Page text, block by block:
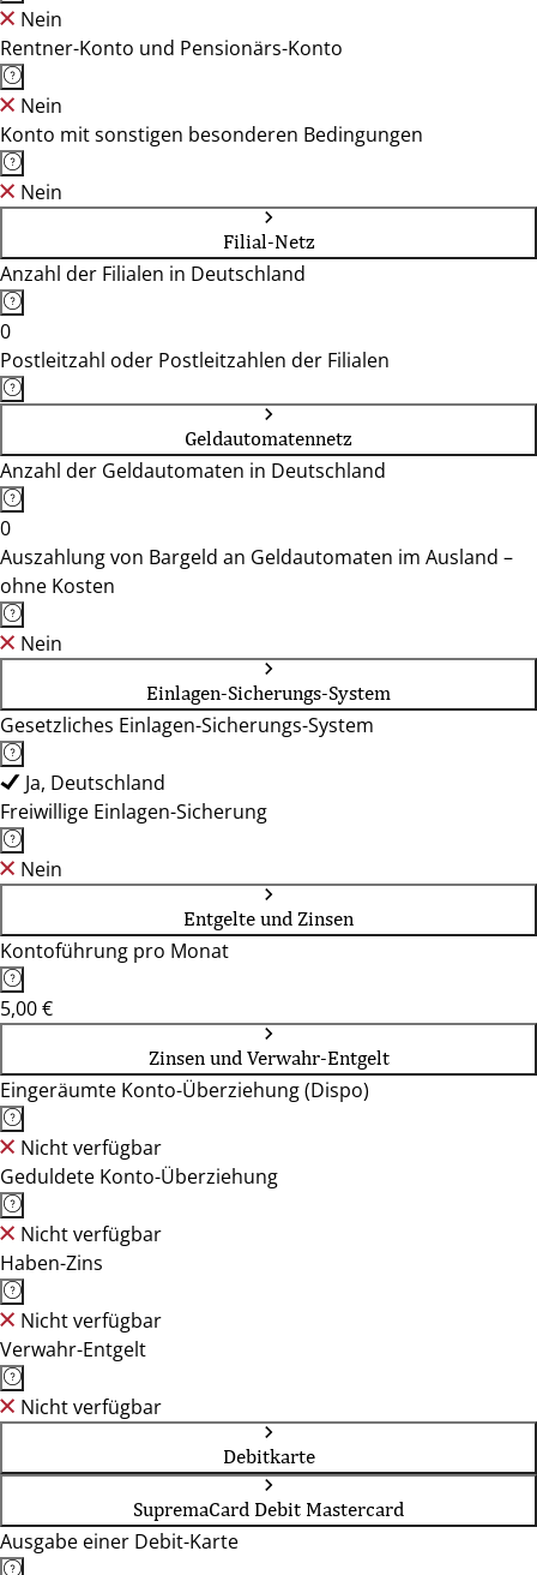
Nein
Rentner-Konto und Pensionärs-Konto
Nein
Konto mit sonstigen besonderen Bedingungen
Nein
Filial-Netz
Anzahl der Filialen in Deutschland
0
Postleitzahl oder Postleitzahlen der Filialen
Geldautomatennetz
Anzahl der Geldautomaten in Deutschland
0
Auszahlung von Bargeld an Geldautomaten im Ausland –
ohne Kosten
Nein
Einlagen-Sicherungs-System
Gesetzliches Einlagen-Sicherungs-System
Ja, Deutschland
Freiwillige Einlagen-Sicherung
Nein
Entgelte und Zinsen
Kontoführung pro Monat
5,00 €
Zinsen und Verwahr-Entgelt
Eingeräumte Konto-Überziehung (Dispo)
Nicht verfügbar
Geduldete Konto-Überziehung
Nicht verfügbar
Haben-Zins
Nicht verfügbar
Verwahr-Entgelt
Nicht verfügbar
Debitkarte
SupremaCard Debit Mastercard
Ausgabe einer Debit-Karte